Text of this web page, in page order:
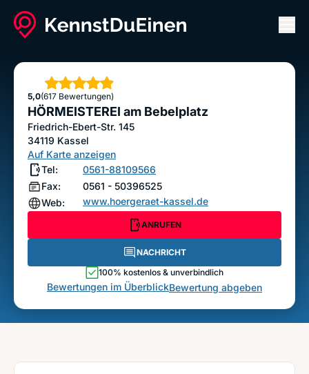
HÖRMEISTEREI am Bebelplatz
ANRUFEN
Bewertung abgeben
5,0
Sterne
(617 Bewertungen)
HÖRMEISTEREI am Bebelplatz
Friedrich-Ebert-Str. 145
34119 Kassel
Auf Karte anzeigen
Tel:
0561-88109566
Fax:
0561 - 50396525
Web:
www.hoergeraet-kassel.de
ANRUFEN
NACHRICHT
100% kostenlos & unverbindlich
Bewertungen im ÜberblickBewertung abgeben